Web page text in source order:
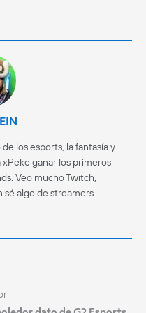
los esports, la fantasía y
ganar los primeros
Veo mucho Twitch,
sé algo de streamers.